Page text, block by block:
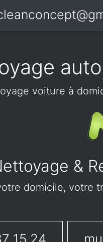
voiture à
&
domicile, votre
15 24